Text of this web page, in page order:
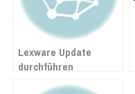
Lexware Update
durchführen